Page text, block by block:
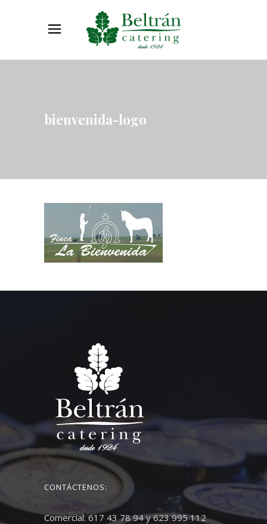
bienvenida-logo
CONTÁCTENOS:
Comercial: 617 43 78 94 y 623 995 112